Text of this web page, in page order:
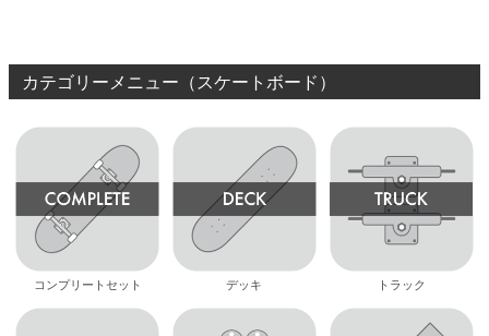
カテゴリーメニュー（スケートボード）
コンプリートセット デッキ トラック